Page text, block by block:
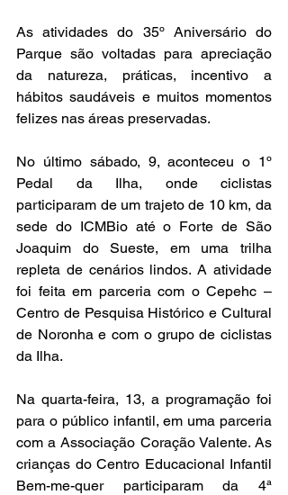
As atividades do 35º Aniversário do
Parque são voltadas para apreciação
da natureza, práticas, incentivo a
hábitos saudáveis e muitos momentos
felizes nas áreas preservadas.
No último sábado, 9, aconteceu o 1º
Pedal da Ilha, onde ciclistas
participaram de um trajeto de 10 km, da
sede do ICMBio até o Forte de São
Joaquim do Sueste, em uma trilha
repleta de cenários lindos. A atividade
foi feita em parceria com o Cepehc –
Centro de Pesquisa Histórico e Cultural
de Noronha e com o grupo de ciclistas
da Ilha.
Na quarta-feira, 13, a programação foi
para o público infantil, em uma parceria
com a Associação Coração Valente. As
crianças do Centro Educacional Infantil
Bem-me-quer participaram da 4ª